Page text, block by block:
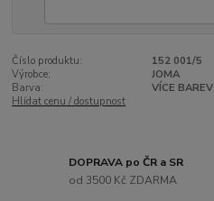
Číslo produktu:
152 001/5
Výrobce:
JOMA
Barva:
VÍCE BAREV
Hlídat cenu / dostupnost
DOPRAVA po ČR a SR
od 3500 Kč ZDARMA